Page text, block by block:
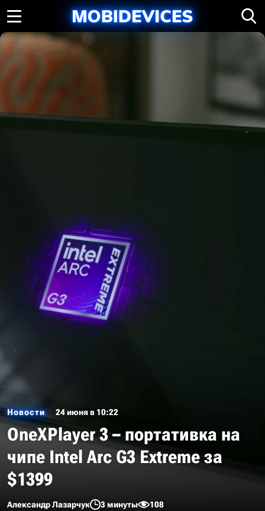
Новости 24 июня в 10:22
OneXPlayer 3 – портативка на
чипе Intel Arc G3 Extreme за
$1399
Александр Лазарчук 3 минуты 108